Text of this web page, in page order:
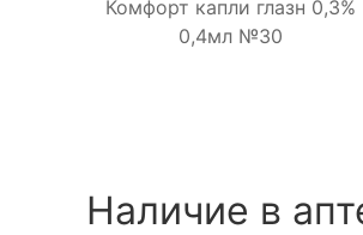
Наличие в